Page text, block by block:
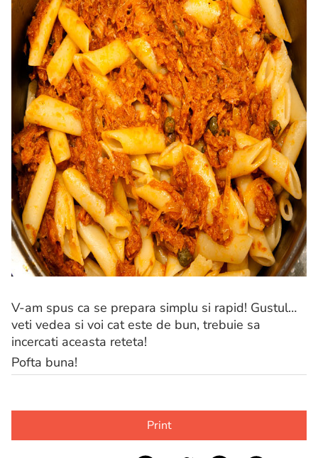
V-am spus ca se prepara simplu si rapid! Gustul…
veti vedea si voi cat este de bun, trebuie sa
incercati aceasta reteta!
Pofta buna!
Print